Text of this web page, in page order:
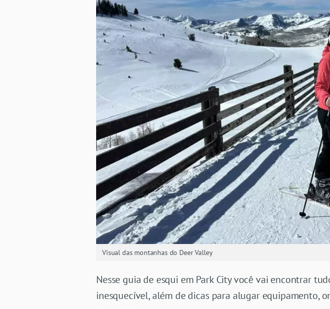
Visual das montanhas do Deer Valley
Nesse guia de esqui em Park City você vai encontrar
inesquecível, além de dicas para alugar equipamento,